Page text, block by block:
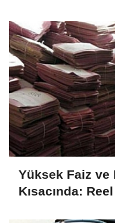
Yüksek Faiz ve
Kısacında: